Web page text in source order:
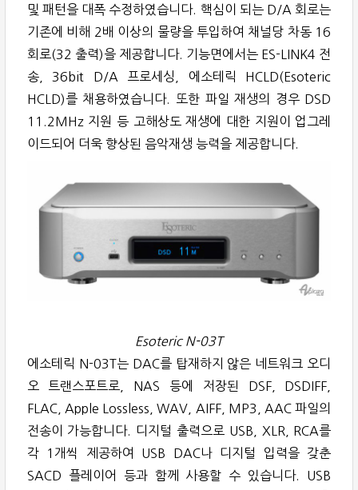
및 패턴을 대폭 수정하였습니다. 핵심이 되는 D/A 회로는
기존에 비해 2배 이상의 물량을 투입하여 채널당 차동 16
회로(32 출력)을 제공합니다. 기능면에서는 ES-LINK4 전
송, 36bit D/A 프로세싱, 에소테릭 HCLD(Esoteric
HCLD)를 채용하였습니다. 또한 파일 재생의 경우 DSD
11.2MHz 지원 등 고해상도 재생에 대한 지원이 업그레
이드되어 더욱 향상된 음악재생 능력을 제공합니다.
Esoteric N-03T
에소테릭 N-03T는 DAC를 탑재하지 않은 네트워크 오디
오 트랜스포트로, NAS 등에 저장된 DSF, DSDIFF,
FLAC, Apple Lossless, WAV, AIFF, MP3, AAC 파일의
전송이 가능합니다. 디지털 출력으로 USB, XLR, RCA를
각 1개씩 제공하여 USB DAC나 디지털 입력을 갖춘
SACD 플레이어 등과 함께 사용할 수 있습니다. USB